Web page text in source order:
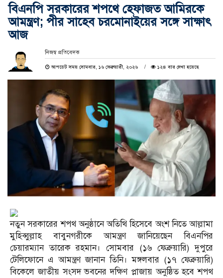
বিএনপি সরকারের শপথে হেফাজত আমিরকে
আমন্ত্রণ; পীর সাহেব চরমোনাইয়ের সঙ্গে সাক্ষাৎ
আজ
নিজস্ব প্রতিবেদক
আপডেট সময় সোমবার, ১৬ ফেব্রুয়ারী, ২০২৬ ১২৪ বার দেখা হয়েছে
নতুন সরকারের শপথ অনুষ্ঠানে অতিথি হিসেবে অংশ নিতেআল্লামা
মুহিব্বুল্লাহ বাবুনগরীকে আমন্ত্রণ জানিয়েছেন বিএনপির
চেয়ারম্যানতারেক রহমান। সোমবার (১৬ ফেব্রুয়ারি) দুপুরে
টেলিফোনে এ আমন্ত্রণ জানান তিনি। মঙ্গলবার (১৭ ফেব্রুয়ারি)
বিকেলে জাতীয় সংসদ ভবনের দক্ষিণ প্লাজায় অনুষ্ঠিত হবে শপথ